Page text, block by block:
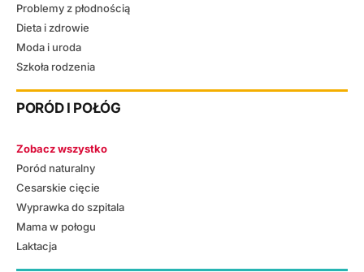
Problemy z płodnością
Dieta i zdrowie
Moda i uroda
Szkoła rodzenia
PORÓD I POŁÓG
Zobacz wszystko
Poród naturalny
Cesarskie cięcie
Wyprawka do szpitala
Mama w połogu
Laktacja